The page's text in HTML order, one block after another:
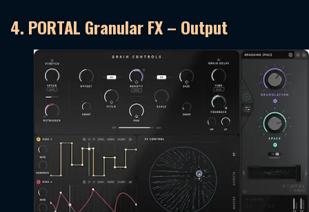
4. PORTAL Granular FX – Output